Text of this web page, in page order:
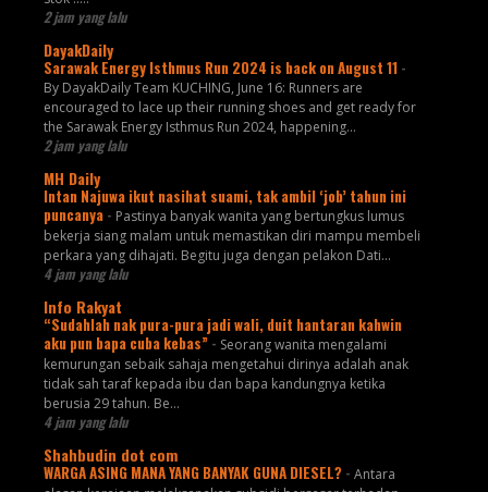
2 jam yang lalu
DayakDaily
Sarawak Energy Isthmus Run 2024 is back on August 11 -
By DayakDaily Team KUCHING, June 16: Runners are
encouraged to lace up their running shoes and get ready for
the Sarawak Energy Isthmus Run 2024, happening...
2 jam yang lalu
MH Daily
Intan Najuwa ikut nasihat suami, tak ambil ‘job’ tahun ini
puncanya - Pastinya banyak wanita yang bertungkus lumus
bekerja siang malam untuk memastikan diri mampu membeli
perkara yang dihajati. Begitu juga dengan pelakon Dati...
4 jam yang lalu
Info Rakyat
“Sudahlah nak pura-pura jadi wali, duit hantaran kahwin
aku pun bapa cuba kebas” - Seorang wanita mengalami
kemurungan sebaik sahaja mengetahui dirinya adalah anak
tidak sah taraf kepada ibu dan bapa kandungnya ketika
berusia 29 tahun. Be...
4 jam yang lalu
Shahbudin dot com
WARGA ASING MANA YANG BANYAK GUNA DIESEL? - Antara